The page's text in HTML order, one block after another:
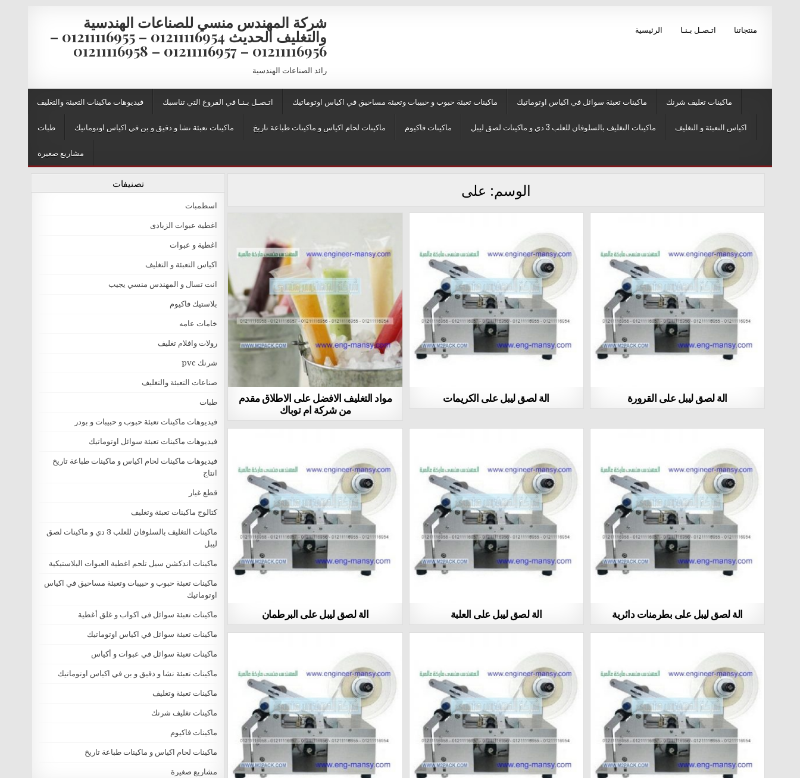
شركة المهندس منسي للصناعات الهندسية
والتغليف الحديث 01211116954 – 01211116955 –
01211116956 – 01211116957 – 01211116958
رائد الصناعات الهندسية
الرئيسية اتـصـل بـنـا منتجاتنا
فيديوهات ماكينات التعبئة والتغليف اتـصـل بـنـا في الفروع التي تناسبك ماكينات تعبئة حبوب و حبيبات وتعبئة مساحيق في اكياس اوتوماتيك ماكينات تعبئة سوائل في اكياس اوتوماتيك ماكينات تغليف شرنك
طبات ماكينات تعبئة نشا و دقيق و بن في اكياس اوتوماتيك ماكينات لحام اكياس و ماكينات طباعة تاريخ ماكينات فاكيوم ماكينات التغليف بالسلوفان للعلب 3 دي و ماكينات لصق ليبل اكياس التعبئة و التغليف
مشاريع صغيرة
الوسم: على
مواد التغليف الافضل على الاطلاق مقدم
من شركة ام توباك
الة لصق ليبل على الكريمات الة لصق ليبل على القرورة
الة لصق ليبل على البرطمان الة لصق ليبل على العلبة الة لصق ليبل على بطرمنات دائرية
تصنيفات
اسطمبات
اغطية عبوات الزبادى
اغطية و عبوات
اكياس التعبئة و التغليف
انت تسال و المهندس منسي يجيب
بلاستيك فاكيوم
خامات عامه
رولات وافلام تغليف
شرنك pvc
صناعات التعبئة والتغليف
طبات
فيديوهات ماكينات تعبئة حبوب و حبيبات و بودر
فيديوهات ماكينات تعبئة سوائل اوتوماتيك
فيديوهات ماكينات لحام اكياس و ماكينات طباعة تاريخ
انتاج
قطع غيار
كتالوج ماكينات تعبئة وتغليف
ماكينات التغليف بالسلوفان للعلب 3 دي و ماكينات لصق
ليبل
ماكينات اندكشن سيل تلحم اغطية العبوات البلاستيكية
ماكينات تعبئة حبوب و حبيبات وتعبئة مساحيق في اكياس
اوتوماتيك
ماكينات تعبئة سوائل فى اكواب و غلق أغطية
ماكينات تعبئة سوائل في اكياس اوتوماتيك
ماكينات تعبئة سوائل في عبوات و أكياس
ماكينات تعبئة نشا و دقيق و بن في اكياس اوتوماتيك
ماكينات تعبئة وتغليف
ماكينات تغليف شرنك
ماكينات فاكيوم
ماكينات لحام اكياس و ماكينات طباعة تاريخ
مشاريع صغيرة